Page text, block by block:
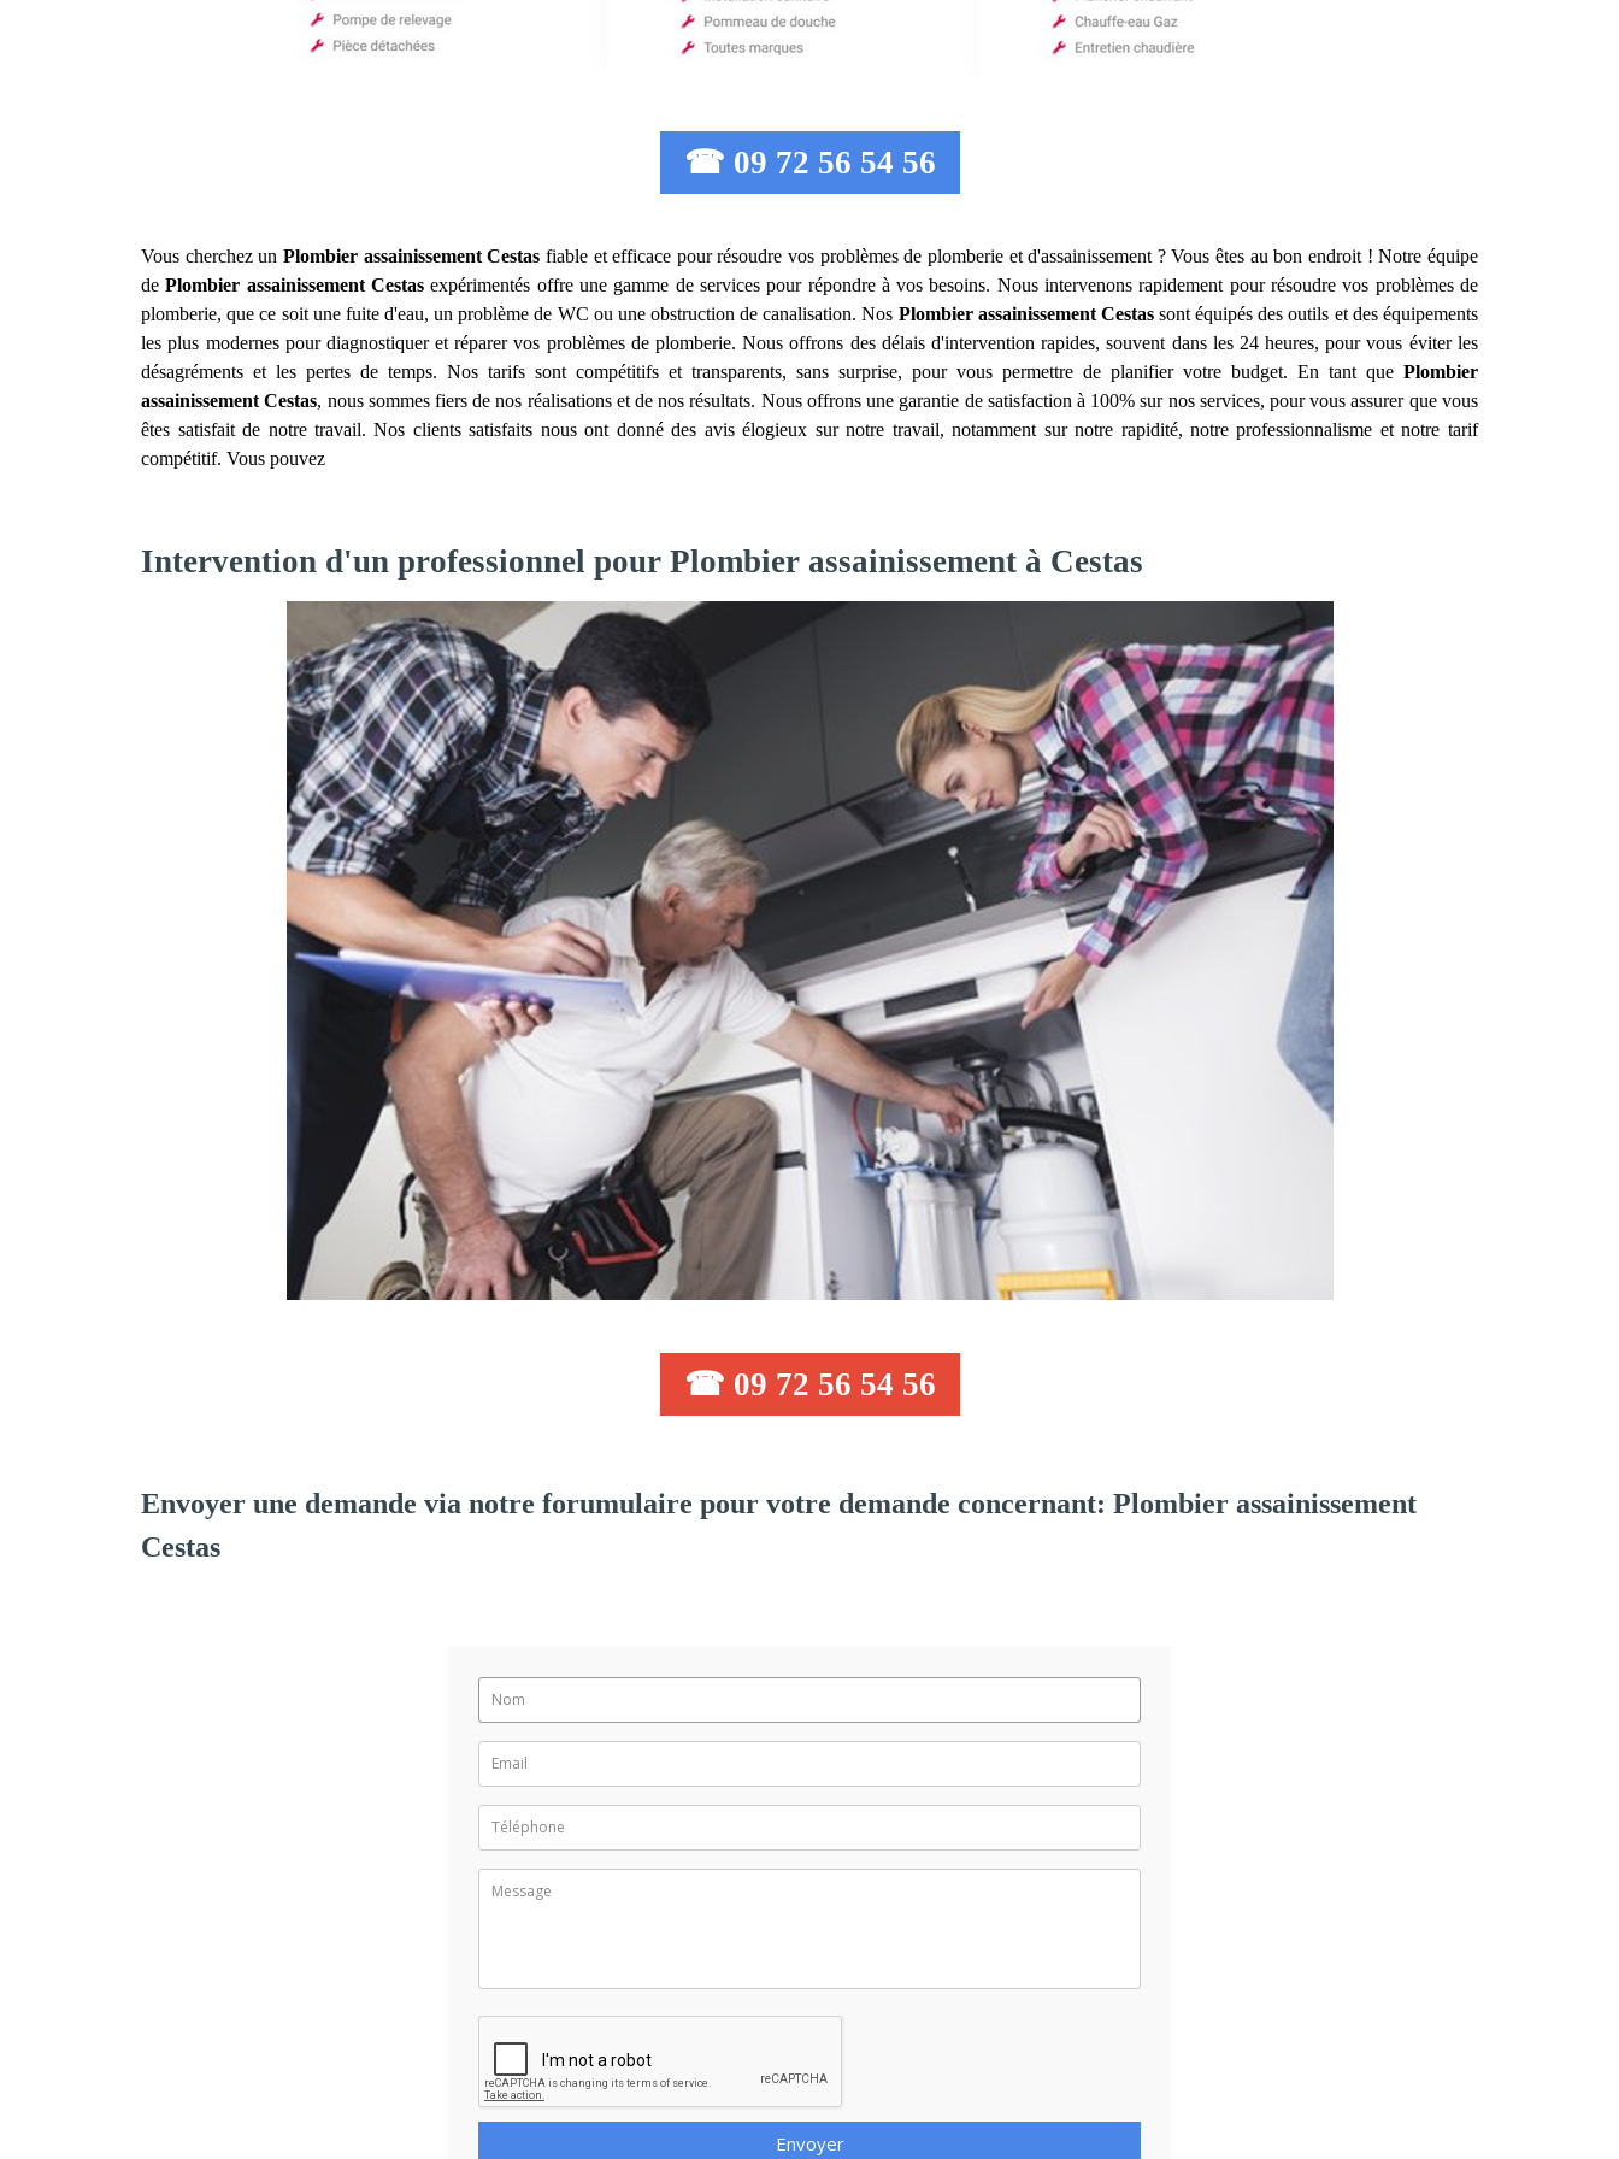
☎ 09 72 56 54 56
Vous cherchez unPlombier assainissement Cestas fiable et efficace pour résoudre vos problèmes de plomberie et d'assainissement ? Vous êtes au bon endroit ! Notre équipe
dePlombier assainissement Cestas expérimentés offre une gamme de services pour répondre à vos besoins. Nous intervenons rapidement pour résoudre vos problèmes de
plomberie, que ce soit une fuite d'eau, un problème de WC ou une obstruction de canalisation. Nos Plombier assainissement Cestassont équipés des outils et des équipements
les plus modernes pour diagnostiquer et réparer vos problèmes de plomberie. Nous offrons des délais d'intervention rapides, souvent dans les 24 heures, pour vous éviter les
désagréments et les pertes de temps. Nos tarifs sont compétitifs et transparents, sans surprise, pour vous permettre de planifier votre budget. En tant que Plombier
assainissement Cestas, nous sommes fiers de nos réalisations et de nos résultats. Nous offrons une garantie de satisfaction à 100% sur nos services, pour vous assurer que vous
êtes satisfait de notre travail. Nos clients satisfaits nous ont donné des avis élogieux sur notre travail, notamment sur notre rapidité, notre professionnalisme et notre tarif
compétitif. Vous pouvez
Intervention d'un professionnel pour Plombier assainissement à Cestas
☎ 09 72 56 54 56
Envoyer une demande via notre forumulaire pour votre demande concernant: Plombier assainissement
Cestas
Envoyer